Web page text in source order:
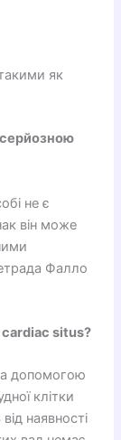
як
не є
він може
Фалло
cardiac situs?
допомогою
клітки
наявності